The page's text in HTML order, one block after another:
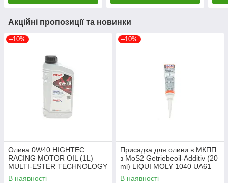
Акційні пропозиції та новинки
–10%
Олива 0W40 HIGHTEC
RACING MOTOR OIL (1L)
MULTI-ESTER TECHNOLOGY
ROWE 20092-0010-99 UA61
В наявності
–10%
Присадка для оливи в МКПП
з MoS2 Getriebeoil-Additiv (20
ml) LIQUI MOLY 1040 UA61
В наявності